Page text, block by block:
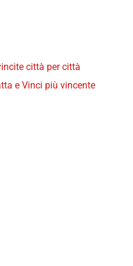
città per città
e Vinci più vincente